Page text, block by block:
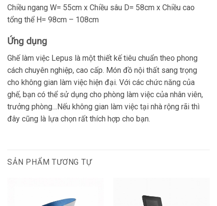
Chiều ngang W= 55cm x Chiều sâu D= 58cm x Chiều cao
tổng thể H= 98cm – 108cm
Ứng dụng
Ghế làm việc Lepus là một thiết kế tiêu chuẩn theo phong
cách chuyên nghiệp, cao cấp. Món đồ nội thất sang trọng
cho không gian làm việc hiện đại. Với các chức năng của
ghế, bạn có thể sử dụng cho phòng làm việc của nhân viên,
trưởng phòng…Nếu không gian làm việc tại nhà rộng rãi thì
đây cũng là lựa chọn rất thích hợp cho bạn.
SẢN PHẨM TƯƠNG TỰ